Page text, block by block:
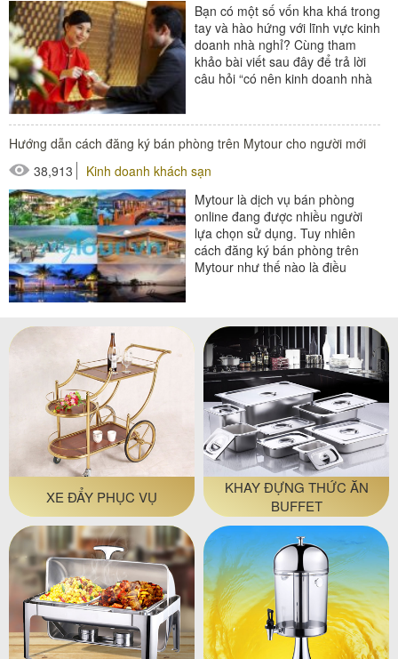
Bạn có một số vốn kha khá trong
tay và hào hứng với lĩnh vực kinh
doanh nhà nghỉ? Cùng tham
khảo bài viết sau đây để trả lời
câu hỏi “có nên kinh doanh nhà
#đồ amenities khách sạn
#thiết bị buồng phòng
Hướng dẫn cách đăng ký bán phòng trên Mytour cho người mới
38,913
Kinh doanh khách sạn
Mytour là dịch vụ bán phòng
online đang được nhiều người
lựa chọn sử dụng. Tuy nhiên
cách đăng ký bán phòng trên
Mytour như thế nào là điều
#thiết bị buồng phòng
#thiết bị phòng tắm
XE ĐẨY PHỤC VỤ
KHAY ĐỰNG THỨC ĂN
BUFFET